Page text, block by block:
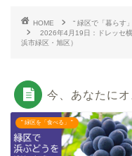
HOME
“ 緑区で「暮らす
2026年4月19日：ドレッセ
浜市緑区・旭区）
今、あなたにオ
” 緑区を「食べる」 ”